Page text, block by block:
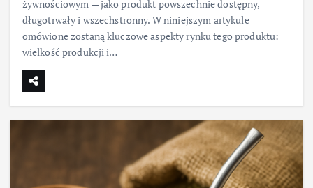
żywnościowym — jako produkt powszechnie dostępny,
długotrwały i wszechstronny. W niniejszym artykule
omówione zostaną kluczowe aspekty rynku tego produktu:
wielkość produkcji i…